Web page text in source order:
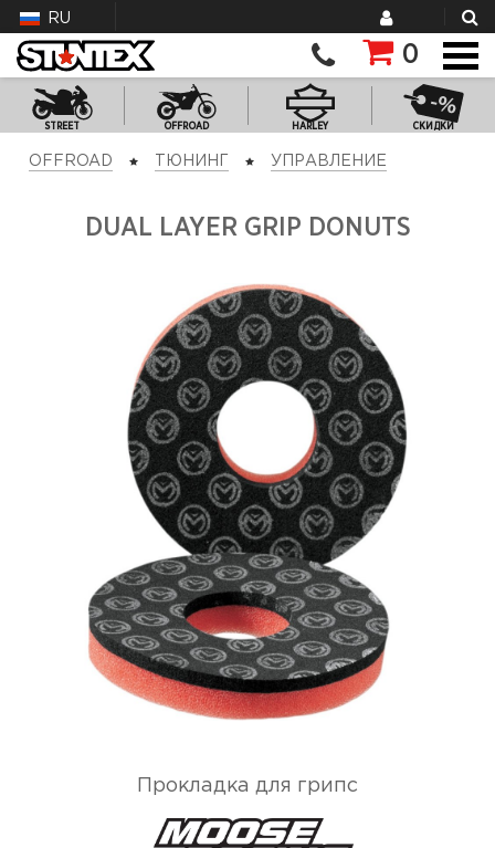
RU
0
STREET OFFROAD HARLEY СКИДКИ
OFFROAD ТЮНИНГ УПРАВЛЕНИЕ
DUAL LAYER GRIP DONUTS
Прокладка для грипс